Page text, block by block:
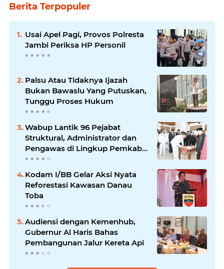
Berita Terpopuler
Usai Apel Pagi, Provos Polresta
Jambi Periksa HP Personil
Palsu Atau Tidaknya Ijazah
Bukan Bawaslu Yang Putuskan,
Tunggu Proses Hukum
Wabup Lantik 96 Pejabat
Struktural, Administrator dan
Pengawas di Lingkup Pemkab
Tanjabtim
Kodam I/BB Gelar Aksi Nyata
Reforestasi Kawasan Danau
Toba
Audiensi dengan Kemenhub,
Gubernur Al Haris Bahas
Pembangunan Jalur Kereta Api